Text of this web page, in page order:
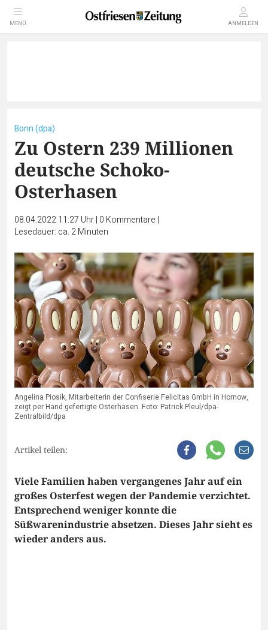
MENÜ ANMELDEN
Bonn (dpa)
Zu Ostern 239 Millionen
deutsche Schoko-
Osterhasen
08.04.2022 11:27 Uhr| 0 Kommentare |
Lesedauer: ca. 2 Minuten
Angelina Piosik, Mitarbeiterin der Confiserie Felicitas GmbH in Hornow,
zeigt per Hand gefertigte Osterhasen. Foto: Patrick Pleul/dpa-
Zentralbild/dpa
Artikel teilen:
Viele Familien haben vergangenes Jahr auf ein
großes Osterfest wegen der Pandemie verzichtet.
Entsprechend weniger konnte die
Süßwarenindustrie absetzen. Dieses Jahr sieht es
wieder anders aus.